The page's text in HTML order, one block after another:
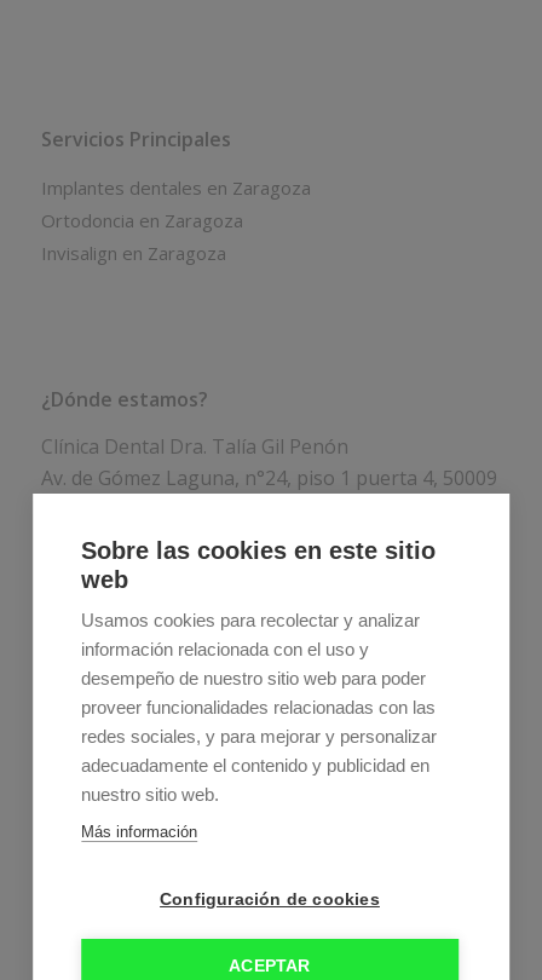
Sobre las cookies en este sitio
web
Usamos cookies para recolectar y analizar
información relacionada con el uso y
desempeño de nuestro sitio web para poder
proveer funcionalidades relacionadas con las
redes sociales, y para mejorar y personalizar
adecuadamente el contenido y publicidad en
nuestro sitio web.
Más información
Configuración de cookies
ACEPTAR
Servicios Principales
Implantes dentales en Zaragoza
Ortodoncia en Zaragoza
Invisalign en Zaragoza
¿Dónde estamos?
Clínica Dental Dra. Talía Gil Penón
Av. de Gómez Laguna, n°24, piso 1 puerta 4, 50009
Teléfono:976 75 77 44
Estos son nuestros horarios
Lunes a jueves:9:00–21:00
Viernes:9:00–15:00